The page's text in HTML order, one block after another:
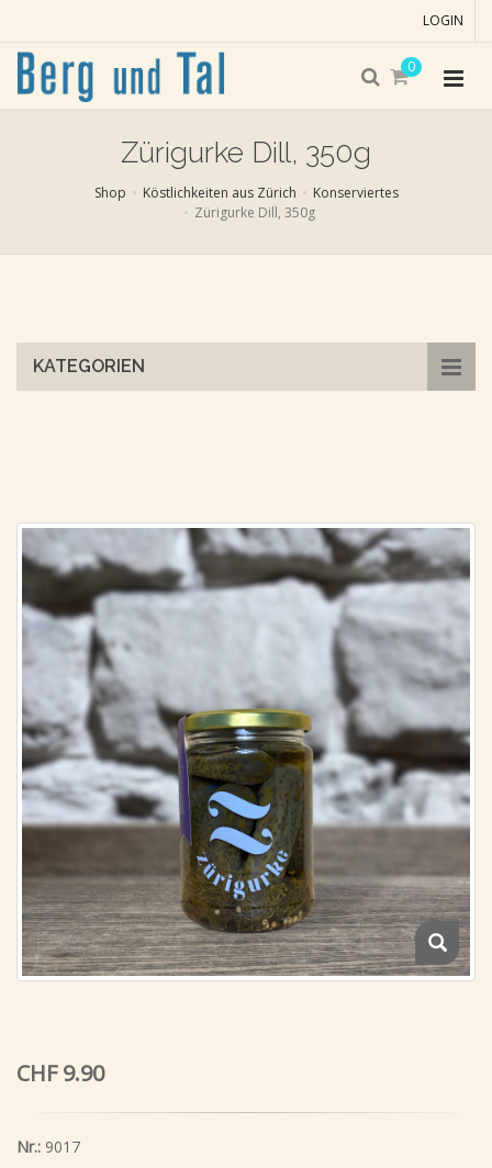
LOGIN
0
Zürigurke Dill, 350g
Shop Köstlichkeiten aus Zürich
Konserviertes
Zürigurke Dill, 350g
KATEGORIEN
CHF 9.90
Nr.: 9017